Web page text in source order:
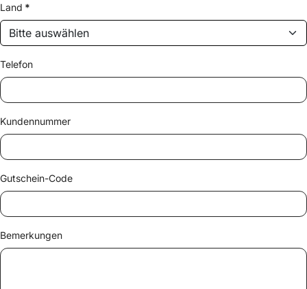
Land *
Telefon
Kundennummer
Gutschein-Code
Bemerkungen